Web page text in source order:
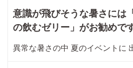
意識が飛びそうな暑さには
の飲むゼリー」がお勧めで
異常な暑さの中 夏のイベントに